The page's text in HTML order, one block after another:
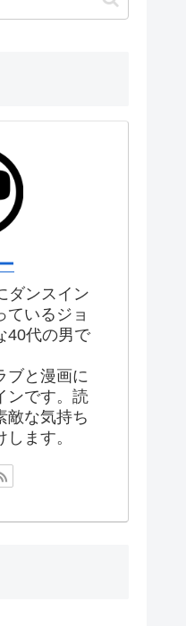
ダンスイン
ているジョ
40代の男で
ブと漫画に
ンです。読
敵な気持ち
ます。